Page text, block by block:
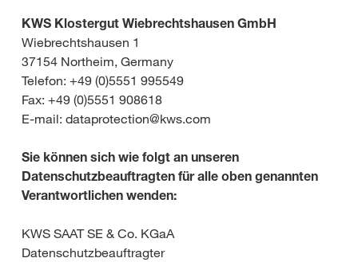
KWS Klostergut Wiebrechtshausen GmbH
Wiebrechtshausen 1
37154 Northeim, Germany
Telefon: +49 (0)5551 995549
Fax: +49 (0)5551 908618
E-mail: dataprotection@kws.com
Sie können sich wie folgt an unseren
Datenschutzbeauftragten für alle oben genannten
Verantwortlichen wenden:
KWS SAAT SE & Co. KGaA
Datenschutzbeauftragter